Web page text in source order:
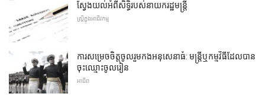
ស្វែងយល់អំពីសិទ្ធិរបស់នាយករដ្ឋមន្ត្រី
ស្ត្រីក្នុងអាជីវកម្ម
ការសម្រេចចិត្តចូលរួមកងអនុសេនាធំ: មន្ត្រីឬកម្មវិធីដែលបាន
ចុះឈ្មោះចូលរៀន
អាជីព